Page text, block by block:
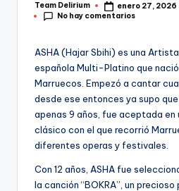
Publicado
por
Team Delirium
enero 27, 2026
No hay comentarios
ASHA (Hajar Sbihi) es una
española Multi-Platino que nació
Marruecos. Empezó a cantar
desde ese entonces ya supo
apenas 9 años, fue aceptada en
clásico con el que recorrió
diferentes operas y festivales.
Con 12 años, ASHA fue
la canción “BOKRA”, un